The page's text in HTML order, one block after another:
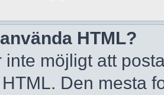
HTML?
inte möjligt att
Den mesta